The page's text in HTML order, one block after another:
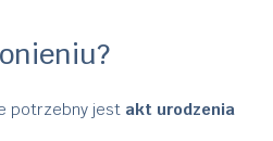
potrzebny jest akt urodzenia